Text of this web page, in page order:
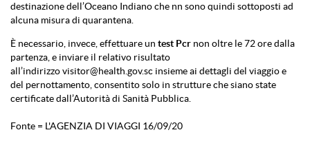
destinazione dell’Oceano Indiano che nn sono quindi sottoposti ad
alcuna misura di quarantena.
È necessario, invece, effettuare un test Pcr non oltre le 72 ore dalla
partenza, e inviare il relativo risultato
all’indirizzovisitor@health.gov.sc insieme ai dettagli del viaggio e
del pernottamento, consentito solo in strutture che siano state
certificate dall’Autorità di Sanità Pubblica.
Fonte = L'AGENZIA DI VIAGGI 16/09/20